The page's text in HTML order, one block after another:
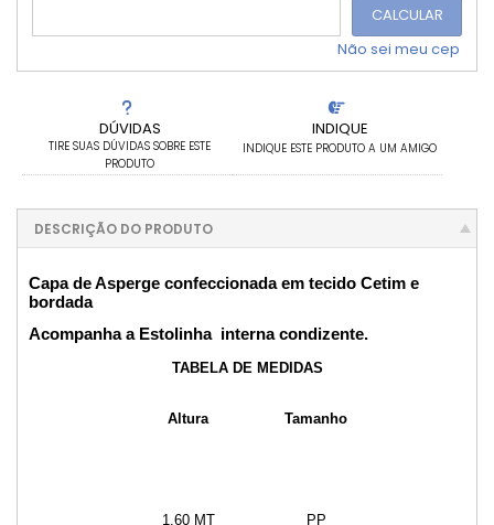
DÚVIDAS
TIRE SUAS DÚVIDAS SOBRE ESTE
PRODUTO
INDIQUE
INDIQUE ESTE PRODUTO A UM AMIGO
CALCULAR
Não sei meu cep
DESCRIÇÃO DO PRODUTO
Capa de Asperge confeccionada em tecido Cetim e
bordada
Acompanha a Estolinha interna condizente.
TABELA DE MEDIDAS
Altura Tamanho
1.60 MT PP